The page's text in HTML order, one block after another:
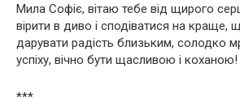
Мила Софіє, вітаю тебе від щирого
вірити в диво і сподіватися на краще,
дарувати радість близьким, солодко
успіху, вічно бути щасливою і коханою!
***